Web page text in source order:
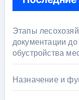
Этапы
документации
обустройства
Назначение и